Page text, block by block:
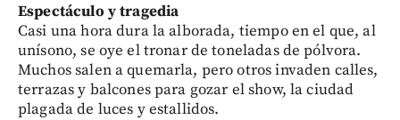
Espectáculo y tragedia
Casi una hora dura la alborada, tiempo en el que, al
unísono, se oye el tronar de toneladas de pólvora.
Muchos salen a quemarla, pero otros invaden calles,
terrazas y balcones para gozar el show, la ciudad
plagada de luces y estallidos.